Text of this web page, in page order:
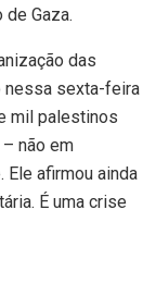
Gaza.
das
nessa sexta-feira
mil palestinos
não em
Ele afirmou ainda
É uma crise